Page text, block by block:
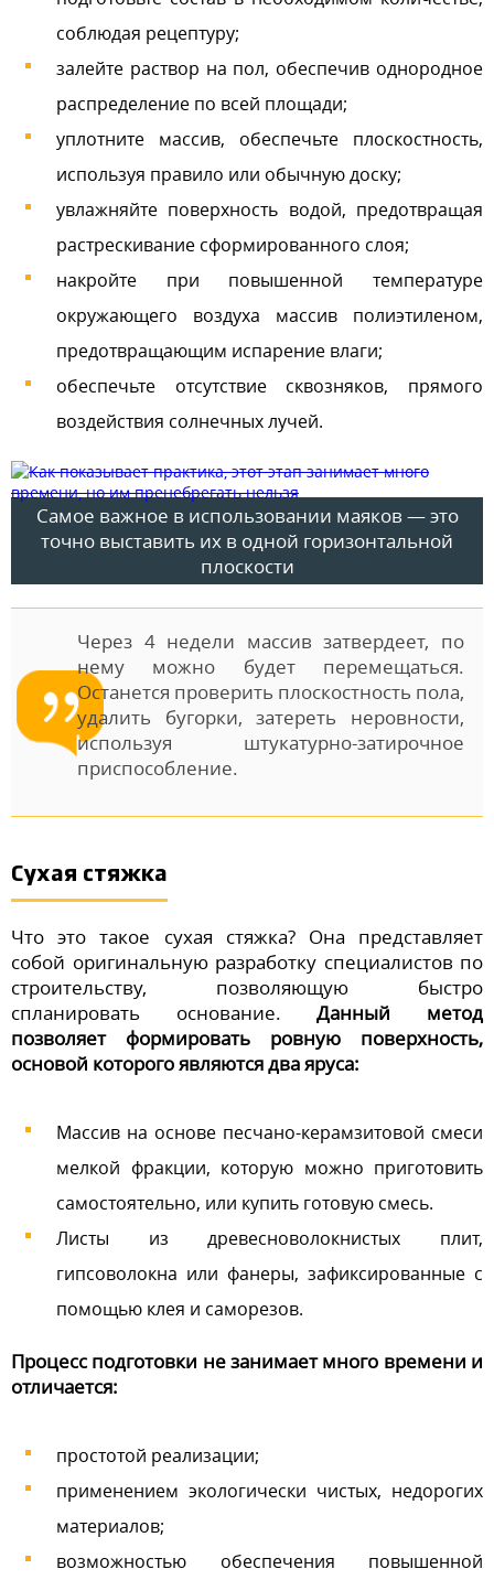
соблюдая рецептуру;
залейте раствор на пол, обеспечив однородное
распределение по всей площади;
уплотните массив, обеспечьте плоскостность,
используя правило или обычную доску;
увлажняйте поверхность водой, предотвращая
растрескивание сформированного слоя;
накройте при повышенной температуре
окружающего воздуха массив полиэтиленом,
предотвращающим испарение влаги;
обеспечьте отсутствие сквозняков, прямого
воздействия солнечных лучей.
Самое важное в использовании маяков — это
точно выставить их в одной горизонтальной
плоскости
Через 4 недели массив затвердеет, по
нему можно будет перемещаться.
Останется проверить плоскостность пола,
удалить бугорки, затереть неровности,
используя штукатурно-затирочное
приспособление.
Сухая стяжка
Что это такое сухая стяжка? Она представляет
собой оригинальную разработку специалистов по
строительству, позволяющую быстро
спланировать основание.Данный метод
позволяет формировать ровную поверхность,
основой которого являются два яруса:
Массив на основе песчано-керамзитовой смеси
мелкой фракции, которую можно приготовить
самостоятельно, или купить готовую смесь.
Листы из древесноволокнистых плит,
гипсоволокна или фанеры, зафиксированные с
помощью клея и саморезов.
Процесс подготовки не занимает много времени и
отличается:
простотой реализации;
применением экологически чистых, недорогих
материалов;
возможностью обеспечения повышенной